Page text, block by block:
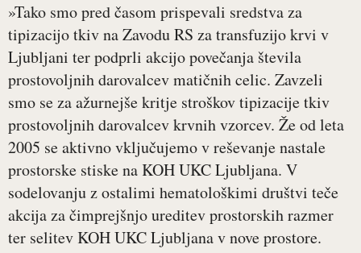
»Tako smo pred časom prispevali sredstva za
tipizacijo tkiv na Zavodu RS za transfuzijo krvi v
Ljubljani ter podprli akcijo povečanja števila
prostovoljnih darovalcev matičnih celic. Zavzeli
smo se za ažurnejše kritje stroškov tipizacije tkiv
prostovoljnih darovalcev krvnih vzorcev. Že od leta
2005 se aktivno vključujemo v reševanje nastale
prostorske stiske na KOH UKC Ljubljana. V
sodelovanju z ostalimi hematološkimi društvi teče
akcija za čimprejšnjo ureditev prostorskih razmer
ter selitev KOH UKC Ljubljana v nove prostore.